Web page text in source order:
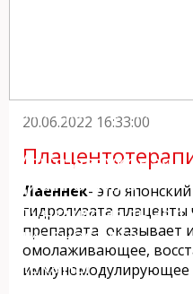
Лабораторная
диагностика
Ультразвуковая
диагностика
Функциональная
диагностика
Чекапы
20.06.2022 16:33:00
Лаеннек- это
гидролизата плаценты
препарата оказывает
омолаживающее,
иммуномодулирующее